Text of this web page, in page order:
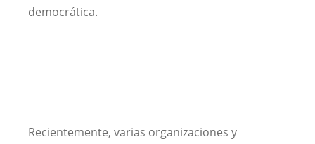
democrática.
Recientemente, varias organizaciones y